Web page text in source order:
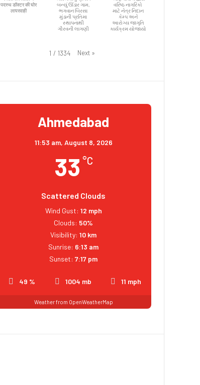
पदस्थ डॉक्टर की घोर
लापरवाही
બન્યું ઊંડાર ગામ,
ભગવાન બિરસા
મુંડાની પ્રતિમા
સ્થાપનાથી
ગૌરવની લાગણી
વરિષ્ઠ નાગરિકો
માટે નેત્ર નિદાન
કેમ્પ અને
આરોગ્ય જાગૃતિ
કાર્યક્રમ યોજાયો
1 / 1334 Next »
Ahmedabad
11:53 am, August 8, 2026
33 °C
Scattered Clouds
49 % 1004 mb 11 mph
Wind Gust: 12 mph
Clouds: 50%
Visibility: 10 km
Sunrise: 6:13 am
Sunset: 7:17 pm
Weather from OpenWeatherMap